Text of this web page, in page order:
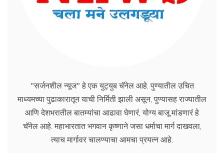
"सर्जनशील न्यूज" हे एक युट्युब चॅनेल आहे. पुण्यातील उचित
माध्यमच्या पुढाकारातून याची निर्मिती झाली असून, पुण्यासह राज्यातील
आणि देशभरातील बातम्यांचा आढावा घेणारं, योग्य बाजू मांडणारं हे
चॅनेल आहे. महाभारतात भगवान कृष्णाने जसा धर्माचा मार्ग दाखवला,
त्याच मार्गावर चालण्याचा आमचा प्रयत्न आहे.